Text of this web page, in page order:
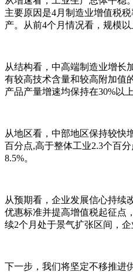
主要原因是4月制造业增值税
产。从前4个月情况看，规模
从结构看，中高端制造业增长
有较高技术含量和较高附加值
产品产量增速均保持在30%以上
从地区看，中部地区保持较快
百分点,高于整体工业2.3个百
8.5%。
从预期看，企业发展信心持续
优惠标准并提高增值税起征点
续2个月处于景气扩张区间，
下一步，我们将坚定不移推进